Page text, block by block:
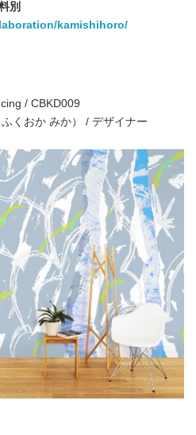
別
kamishihoro/
/ CBKD009
くおか みか） / デザイナー